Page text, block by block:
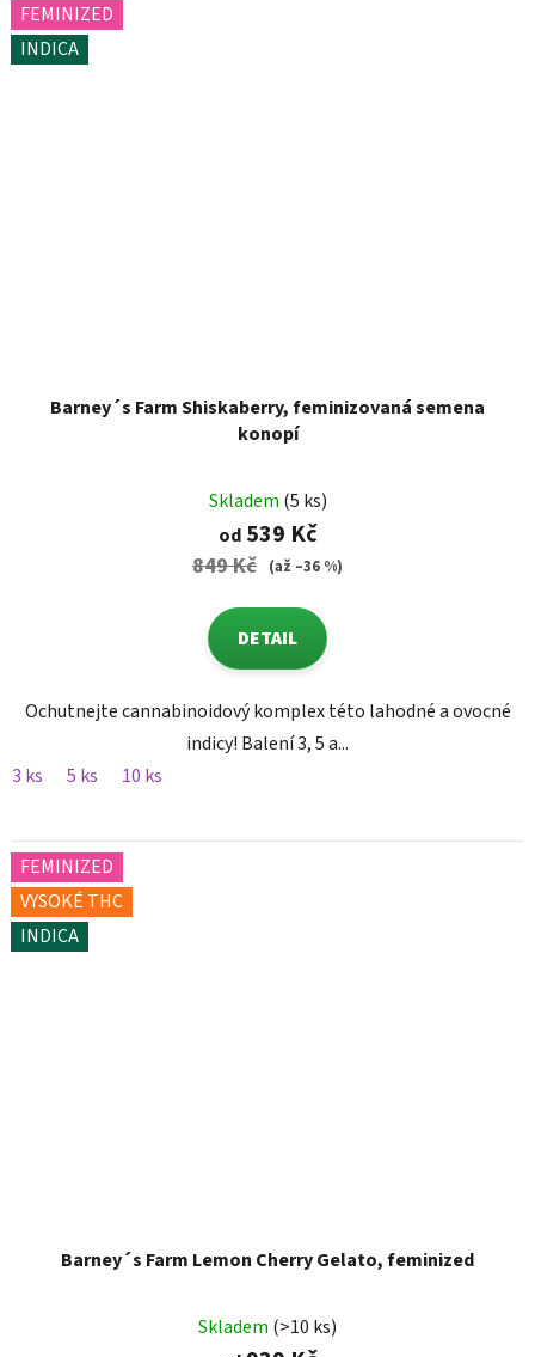
FEMINIZED
INDICA
Barney´s Farm Shiskaberry, feminizovaná semena
konopí
Skladem (5 ks)
od539 Kč
849 Kč (až –36 %)
DETAIL
Ochutnejte cannabinoidový komplex této lahodné a ovocné
indicy! Balení 3, 5 a...
3 ks
5 ks 10 ks
FEMINIZED
VYSOKÉ THC
INDICA
Barney´s Farm Lemon Cherry Gelato, feminized
Skladem (>10 ks)